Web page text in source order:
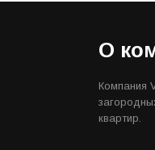
n
v
i
О
Компания
квартир.